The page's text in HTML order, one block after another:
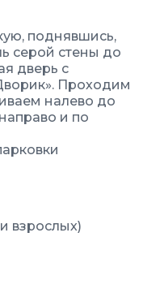
поднявшись,
серой стены до
дверь с
Проходим
налево до
и по
взрослых)